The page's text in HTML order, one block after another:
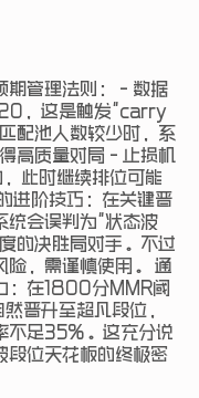
期管理法则： - 数据
，这是触发"carry
配池人数较少时，系
高质量对局 - 止损机
此时继续排位可能
进阶技巧：在关键晋
统会误判为"状态波
的决胜局对手。不过
险，需谨慎使用。 通
：在1800分MMR阈
晋升至超凡段位，
不足35%。这充分说
段位天花板的终极密